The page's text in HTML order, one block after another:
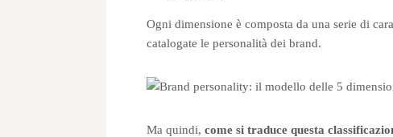
Ogni dimensione è composta da una serie di
catalogate le personalità dei brand.
Ma quindi, come si traduce questa